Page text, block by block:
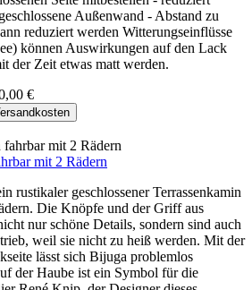
Außenwand - Abstand zu
reduziert werden Witterungseinflüsse
können Auswirkungen auf den Lack
der Zeit etwas matt werden.
€
mit 2 Rädern
rustikaler geschlossener Terrassenkamin
Die Knöpfe und der Griff aus
nur schöne Details, sondern sind auch
weil sie nicht zu heiß werden. Mit der
lässt sich Bijuga problemlos
der Haube ist ein Symbol für die